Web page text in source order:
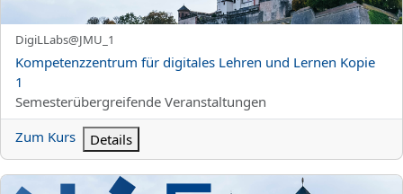
Kurzer Kursname
DigiLLabs@JMU_1
Kursname
Kompetenzzentrum für digitales Lehren und Lernen Kopie
1
Kursbereich
Semesterübergreifende Veranstaltungen
Zum Kurs
Details
Organisation MINT-Vorkurse